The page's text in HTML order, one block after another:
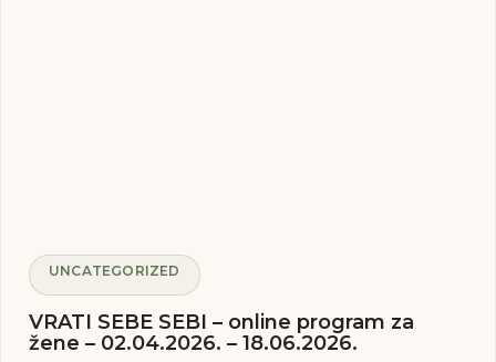
UNCATEGORIZED
VRATI SEBE SEBI – online program za
žene – 02.04.2026. – 18.06.2026.